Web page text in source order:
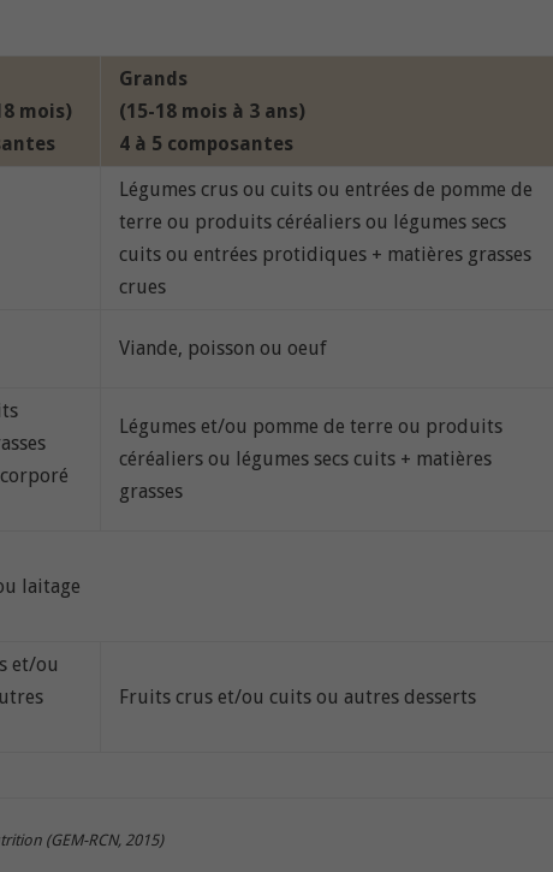
mois)
Grands
(15-18 mois à 3 ans)
4 à 5 composantes
Légumes crus ou cuits ou entrées de pomme de
terre ou produits céréaliers ou légumes secs
cuits ou entrées protidiques + matières grasses
crues
Viande, poisson ou oeuf
Légumes et/ou pomme de terre ou produits
céréaliers ou légumes secs cuits + matières
grasses
laitage
et/ou
Fruits crus et/ou cuits ou autres desserts
(GEM-RCN, 2015)